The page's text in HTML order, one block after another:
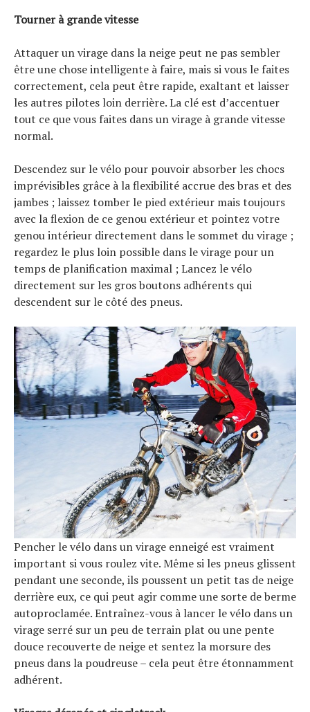
Tourner à grande vitesse
Attaquer un virage dans la neige peut ne pas sembler
être une chose intelligente à faire, mais si vous le faites
correctement, cela peut être rapide, exaltant et laisser
les autres pilotes loin derrière. La clé est d’accentuer
tout ce que vous faites dans un virage à grande vitesse
normal.
Descendez sur le vélo pour pouvoir absorber les chocs
imprévisibles grâce à la flexibilité accrue des bras et des
jambes ; laissez tomber le pied extérieur mais toujours
avec la flexion de ce genou extérieur et pointez votre
genou intérieur directement dans le sommet du virage ;
regardez le plus loin possible dans le virage pour un
temps de planification maximal ; Lancez le vélo
directement sur les gros boutons adhérents qui
descendent sur le côté des pneus.
Pencher le vélo dans un virage enneigé est vraiment
important si vous roulez vite. Même si les pneus glissent
pendant une seconde, ils poussent un petit tas de neige
derrière eux, ce qui peut agir comme une sorte de berme
autoproclamée. Entraînez-vous à lancer le vélo dans un
virage serré sur un peu de terrain plat ou une pente
douce recouverte de neige et sentez la morsure des
pneus dans la poudreuse – cela peut être étonnamment
adhérent.